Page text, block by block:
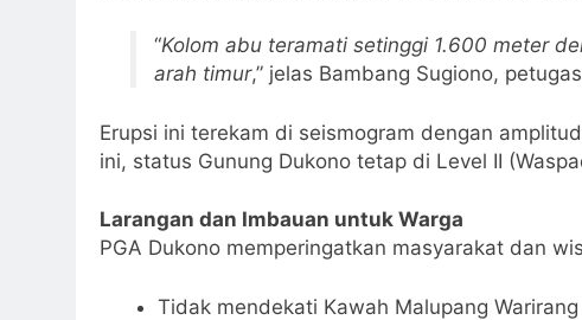
“Kolom abu teramati setinggi 1.600 meter
arah timur,” jelas Bambang Sugiono,
Erupsi ini terekam di seismogram dengan
ini, status Gunung Dukono tetap di Level II
Larangan dan Imbauan untuk Warga
PGA Dukono memperingatkan masyarakat dan
Tidak mendekati Kawah Malupang